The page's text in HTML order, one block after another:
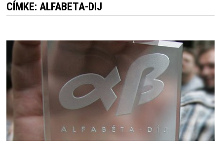
CÍMKE: ALFABETA-DIJ